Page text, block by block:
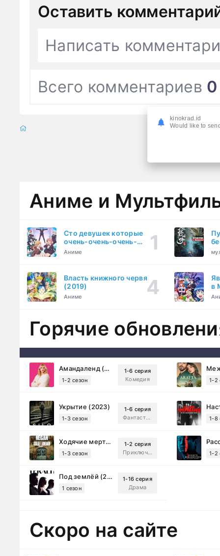
Оставить
Написать
Всего комментариев 0
Аниме и
Сто девушек которые
очень-очень-очень-
очень-очень сильно тебя
Аниме
Власть книжного червя
(2019)
Аниме
в
Горячие
Амандаленд (2025)
1-2 сезон
1-6 серия
Комедия
1-2
Укрытие (2023)
1-3 сезон
1-6 серия
Фантастика, Триллер, Драма
1-8
Ходячие мертвецы: Мертвый город (2023)
1-3 сезон
1-2 серия
Приключения, Ужасы, Триллер
1-2
Под землёй (2026)
1 сезон
1-16 серия
Драма
Скоро на сайте
kinokrad.id
Would like to